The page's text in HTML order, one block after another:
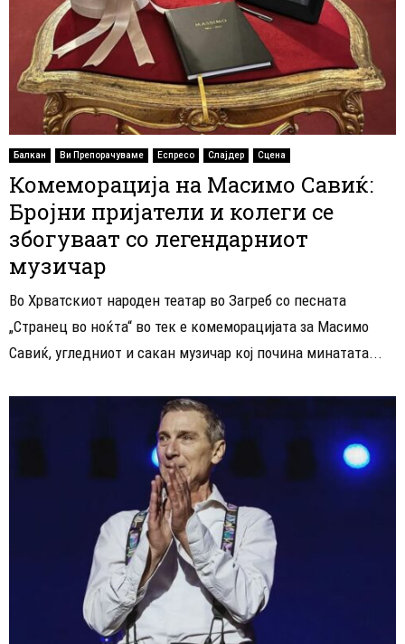
Балкан Ви Препорачуваме Еспресо Слајдер Сцена
Комеморација на Масимо Савиќ:
Бројни пријатели и колеги се
збогуваат со легендарниот
музичар
Во Хрватскиот народен театар во Загреб со песната
„Странец во ноќта“ во тек е комеморацијата за Масимо
Савиќ, угледниот и сакан музичар кој почина минатата...